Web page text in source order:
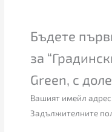
Бъдете
за
Green, с
Вашият имейл
Задължителните